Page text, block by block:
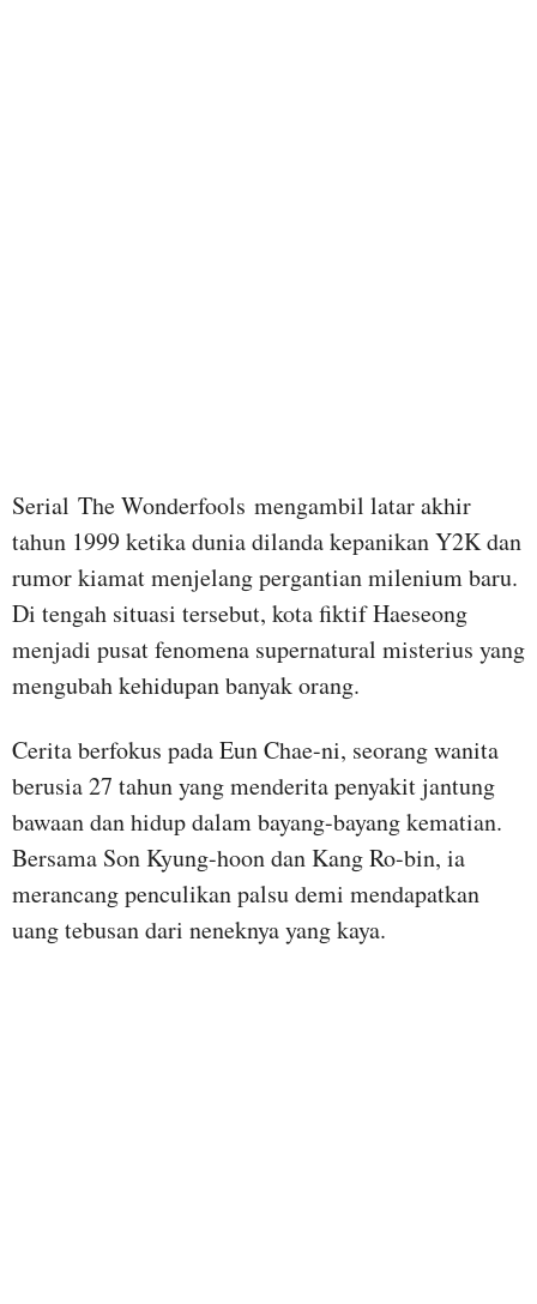
Serial The Wonderfools mengambil latar akhir
tahun 1999 ketika dunia dilanda kepanikan Y2K dan
rumor kiamat menjelang pergantian milenium baru.
Di tengah situasi tersebut, kota fiktif Haeseong
menjadi pusat fenomena supernatural misterius yang
mengubah kehidupan banyak orang.
Cerita berfokus pada Eun Chae-ni, seorang wanita
berusia 27 tahun yang menderita penyakit jantung
bawaan dan hidup dalam bayang-bayang kematian.
Bersama Son Kyung-hoon dan Kang Ro-bin, ia
merancang penculikan palsu demi mendapatkan
uang tebusan dari neneknya yang kaya.